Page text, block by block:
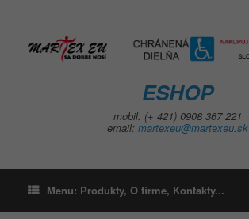
ESHOP
mobil: (+ 421) 0908 367 221
email: martexeu@martexeu.sk
Menu: Produkty, O firme, Kontakty...